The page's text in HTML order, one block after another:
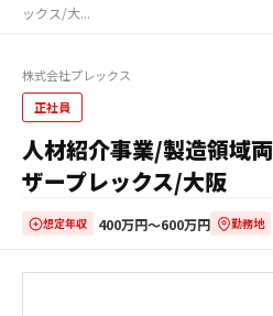
ックス/大...
株式会社プレックス
正社員
人材紹介事業/製造領域
ザープレックス/大阪
想定年収 400万円〜600万円 勤務地